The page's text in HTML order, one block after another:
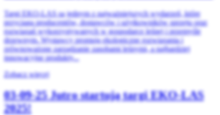
Targi EKO-LAS są jednym z najważniejszych wydarzeń, które
przyciąga producentów, dostawców i użytkowników sprzętu oraz
rozwiązań wykorzystywanych w gospodarce leśnej i przemyśle
drzewnym. Wystawcy promują ekologiczne rozwiązania i
zrównoważone zarządzanie zasobami leśnymi, a najbardziej
innowacyjne produkty...
Zobacz więcej
03-09-25Jutro startują targi EKO-LAS
2025!